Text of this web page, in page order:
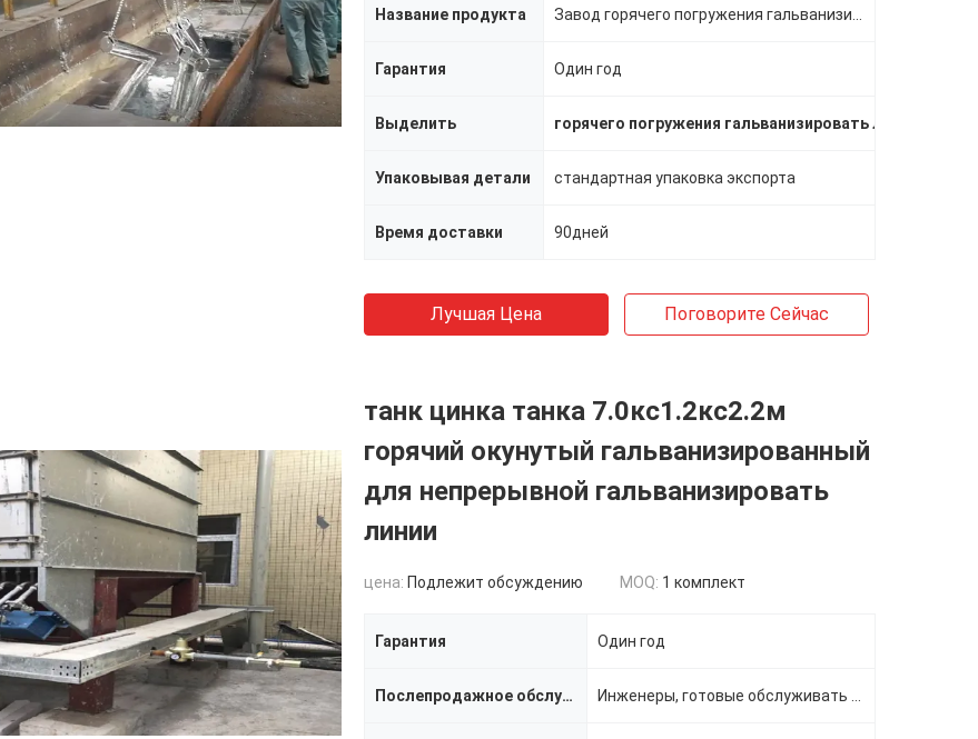
Название продукта
Гарантия Один год
Выделить горячего погружения гальванизировать линия
Упаковывая детали стандартная упаковка экспорта
Время доставки 90дней
Лучшая Цена Поговорите Сейчас
танк цинка танка 7.0кс1.2кс2.2м
горячий окунутый гальванизированный
для непрерывной гальванизировать
линии
цена: Подлежит обсуждению MOQ: 1 комплект
Гарантия Один год
Послепродажное обслуживание